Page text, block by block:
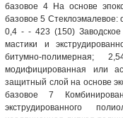
базовое 4 На основе
базовое 5 Стеклоэмалевое:
0,4 - - 423 (150)
мастики и
битумно-полимерная;
модифицированная или
защитный слой на основе
базовое 7
экструдированного